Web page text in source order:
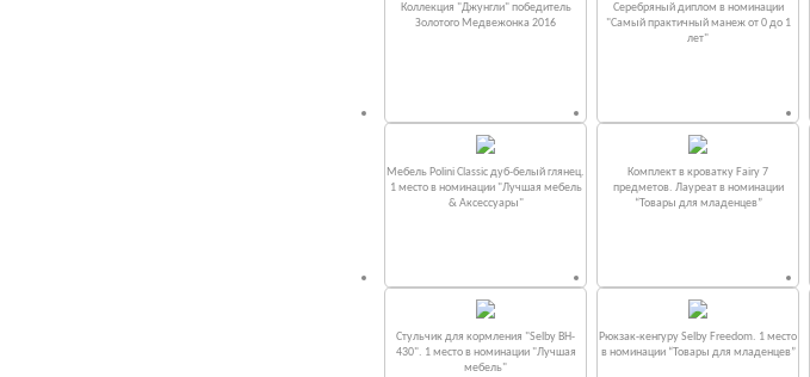
Коллекция "Джунгли" победитель
Золотого Медвежонка 2016
Серебряный диплом в номинации
"Самый практичный манеж от 0 до 1
лет"
Мебель Polini Classic дуб-белый глянец.
1 место в номинации "Лучшая мебель
& Аксессуары"
Комплект в кроватку Fаiry 7
предметов. Лауреат в номинации
“Товары для младенцев”
Стульчик для кормления "Selby BH-
430". 1 место в номинации "Лучшая
мебель"
Рюкзак-кенгуру Selby Freedom. 1 место
в номинации “Товары для младенцев”